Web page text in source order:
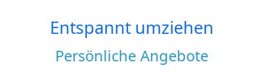
Entspannt umziehen
Persönliche Angebote